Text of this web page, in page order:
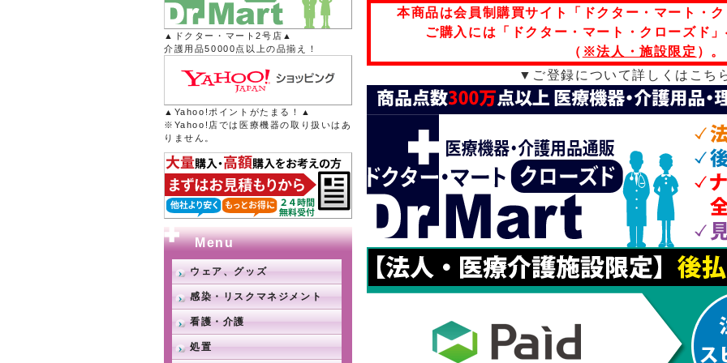
本商品は会員制購買サイト「ドクター・マート・
ご購入には「ドクター・マート・クローズド
（ ※法人・施設限定 ）。
▼ご登録について詳しくはこち
▲ドクター・マート2号店▲
介護用品50000点以上の品揃え！
▲Yahoo!ポイントがたまる！▲
※Yahoo!店では医療機器の取り扱いはあ
りません。
Menu
ウェア、グッズ
感染・リスクマネジメント
看護・介護
処置